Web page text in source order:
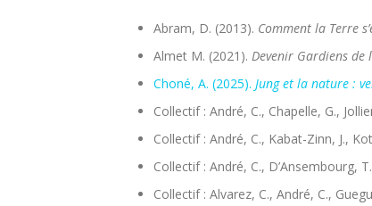
Abram, D. (2013). Comment la Terre
Almet M. (2021). Devenir Gardiens de
Choné, A. (2025). Jung et la nature :
Collectif : André, C., Chapelle, G.,
Collectif : André, C., Kabat-Zinn, J.,
Collectif : André, C., D’Ansembourg,
Collectif : Alvarez, C., André, C.,